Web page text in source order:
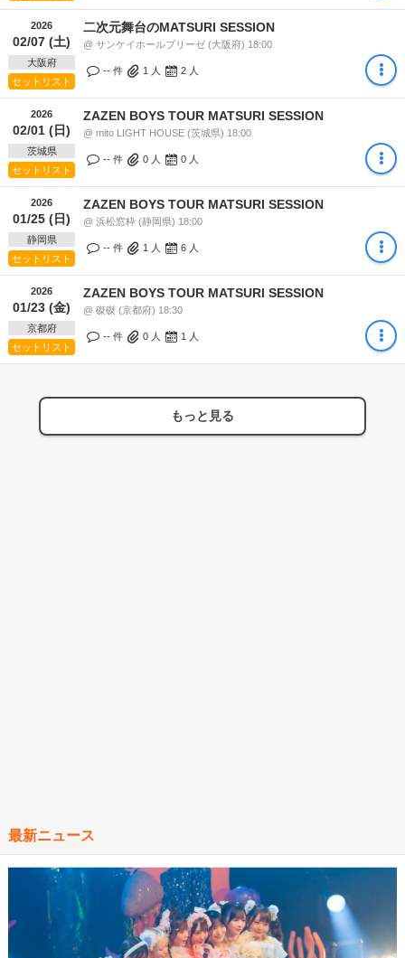
2026
02/07 (土)
大阪府
セットリスト
二次元舞台のMATSURI SESSION
@ サンケイホールブリーゼ (大阪府) 18:00
-- 件 1 人 2 人
2026
02/01 (日)
茨城県
セットリスト
ZAZEN BOYS TOUR MATSURI SESSION
@ mito LIGHT HOUSE (茨城県) 18:00
-- 件 0 人 0 人
2026
01/25 (日)
静岡県
セットリスト
ZAZEN BOYS TOUR MATSURI SESSION
@ 浜松窓枠 (静岡県) 18:00
-- 件 1 人 6 人
2026
01/23 (金)
京都府
セットリスト
ZAZEN BOYS TOUR MATSURI SESSION
@ 磔磔 (京都府) 18:30
-- 件 0 人 1 人
もっと見る
最新ニュース